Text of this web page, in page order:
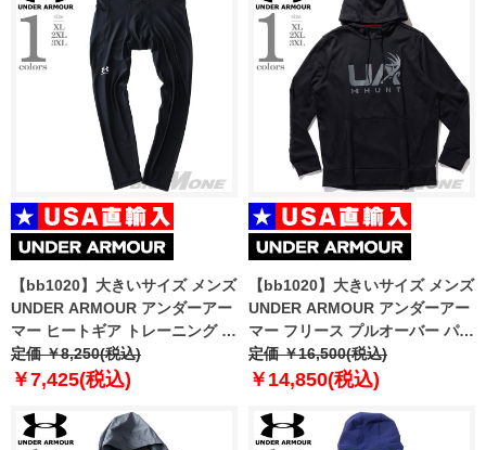
【bb1020】大きいサイズ メンズ
UNDER ARMOUR アンダーアー
マー ヒートギア トレーニング レ
ギンス USA直輸入 1361586-001
定価 ￥8,250(税込)
￥7,425(税込)
【bb1020】大きいサイズ メンズ
UNDER ARMOUR アンダーアー
マー フリース プルオーバー パー
カー Fleece Hunt Logo Hoodie
USA直輸入 1375114-001
定価 ￥16,500(税込)
￥14,850(税込)